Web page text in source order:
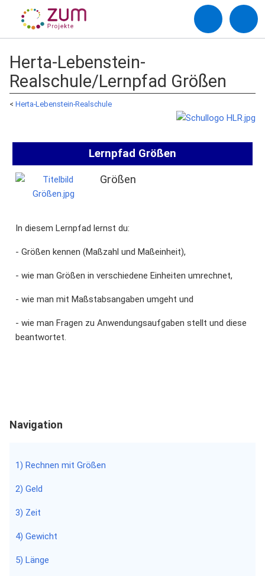
Herta-Lebenstein-
Realschule/Lernpfad Größen
< Herta-Lebenstein-Realschule
Lernpfad Größen
Größen
In diesem Lernpfad lernst du:
- Größen kennen (Maßzahl und Maßeinheit),
- wie man Größen in verschiedene Einheiten umrechnet,
- wie man mit Maßstabsangaben umgeht und
- wie man Fragen zu Anwendungsaufgaben stellt und diese
beantwortet.
Navigation
1) Rechnen mit Größen
2) Geld
3) Zeit
4) Gewicht
5) Länge